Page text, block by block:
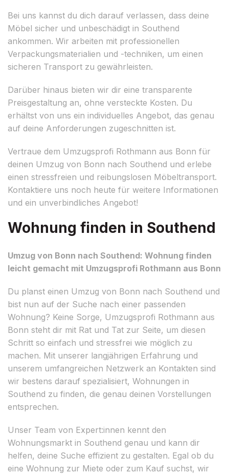
Bei uns kannst du dich darauf verlassen, dass deine
Möbel sicher und unbeschädigt in Southend
ankommen. Wir arbeiten mit professionellen
Verpackungsmaterialien und -techniken, um einen
sicheren Transport zu gewährleisten.
Darüber hinaus bieten wir dir eine transparente
Preisgestaltung an, ohne versteckte Kosten. Du
erhältst von uns ein individuelles Angebot, das genau
auf deine Anforderungen zugeschnitten ist.
Vertraue dem Umzugsprofi Rothmann aus Bonn für
deinen Umzug von Bonn nach Southend und erlebe
einen stressfreien und reibungslosen Möbeltransport.
Kontaktiere uns noch heute für weitere Informationen
und ein unverbindliches Angebot!
Wohnung finden in Southend
Umzug von Bonn nach Southend: Wohnung finden
leicht gemacht mit Umzugsprofi Rothmann aus Bonn
Du planst einen Umzug von Bonn nach Southend und
bist nun auf der Suche nach einer passenden
Wohnung? Keine Sorge, Umzugsprofi Rothmann aus
Bonn steht dir mit Rat und Tat zur Seite, um diesen
Schritt so einfach und stressfrei wie möglich zu
machen. Mit unserer langjährigen Erfahrung und
unserem umfangreichen Netzwerk an Kontakten sind
wir bestens darauf spezialisiert, Wohnungen in
Southend zu finden, die genau deinen Vorstellungen
entsprechen.
Unser Team von Expert:innen kennt den
Wohnungsmarkt in Southend genau und kann dir
helfen, deine Suche effizient zu gestalten. Egal ob du
eine Wohnung zur Miete oder zum Kauf suchst, wir